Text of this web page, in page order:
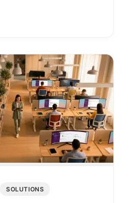
SOLUTIONS